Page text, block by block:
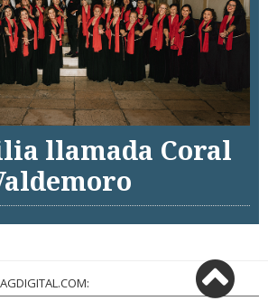
llamada Coral